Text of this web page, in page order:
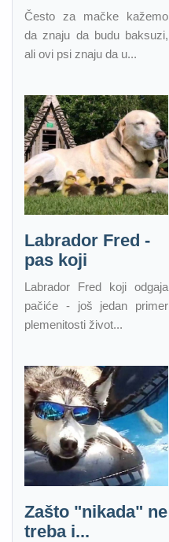
Često za mačke kažemo
da znaju da budu baksuzi,
ali ovi psi znaju da u...
Labrador Fred -
pas koji
Labrador Fred koji odgaja
pačiće - još jedan primer
plemenitosti život...
Zašto "nikada" ne
treba i...